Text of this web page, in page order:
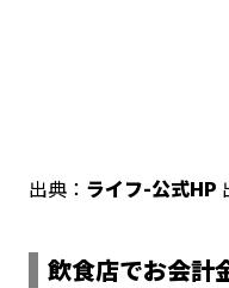
出典： ライフ-公式HP
飲食店でお会計